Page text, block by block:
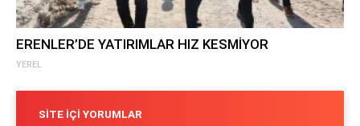
YEREL
ERENLER’DE YATIRIMLAR HIZ KESMİYOR
SITE İÇI YORUMLAR